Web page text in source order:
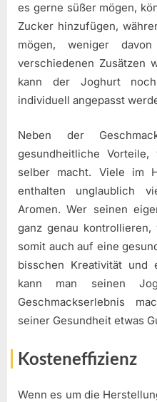
es gerne süßer mögen,
Zucker hinzufügen,
mögen, weniger
verschiedenen Zusätzen
kann der Joghurt
individuell angepasst
Neben der
gesundheitliche
selber macht. Viele im
enthalten unglaublich
Aromen. Wer seinen
ganz genau
somit auch auf eine
bisschen Kreativität und
kann man seinen
Geschmackserlebnis
seiner Gesundheit etwas
Kosteneffizienz
Wenn es um die